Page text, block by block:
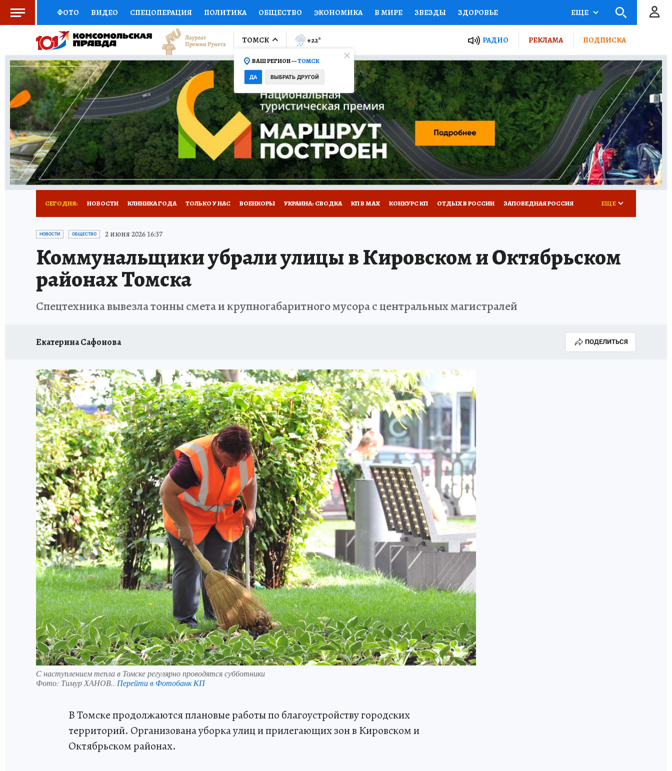
ФОТО ВИДЕО СПЕЦОПЕРАЦИЯ ПОЛИТИКА ОБЩЕСТВО ЭКОНОМИКА В МИРЕ ЗВЕЗДЫ ЗДОРОВЬЕ
СОЦПОДДЕРЖКА НАУКА СПОРТ КОЛУМНИСТЫ ПРОИСШЕСТВИЯ НАЦИОНАЛЬНЫЕ ПРОЕКТЫ РОССИИ
ВЫБОР ЭКСПЕРТОВ ДОКТОР ФИНАНСЫ ОТКРЫВАЕМ МИР Я ЗНАЮ СЕМЬЯ ЖЕНСКИЕ СЕКРЕТЫ ПУТЕВОДИТЕЛЬ
КНИЖНАЯ ПОЛКА ПРОГНОЗЫ НА СПОРТ ПРОМОКОДЫ СЕРИАЛЫ СПЕЦПРОЕКТЫ ДЕФИЦИТ ЖЕЛЕЗА ТУРИЗМ
ПРЕСС-ЦЕНТР НЕДВИЖИМОСТЬ ТЕЛЕВИЗОР КОЛЛЕКЦИИ КОНКУРСЫ РАБОТА У НАС ГИД ПОТРЕБИТЕЛЯ ВСЕ О КП
РАДИО КП РЕКЛАМА ТЕСТЫ НОВОЕ НА САЙТЕ
ЕЩЕ
ТОМСК
ВАШ РЕГИОН —ТОМСК
ДА ВЫБРАТЬ ДРУГОЙ
+22° РАДИО РЕКЛАМА ПОДПИСКА
СЕГОДНЯ: НОВОСТИ КЛИНИКА ГОДА ТОЛЬКО У НАС ВОЕНКОРЫ УКРАИНА: СВОДКА КП В МАХ КОНКУРС КП ОТДЫХ В РОССИИ ЗАПОВЕДНАЯ РОССИЯ
ПРОИСШЕСТВИЯ АФИША
ЕЩЕ
НОВОСТИ ОБЩЕСТВО 2 июня 2026 16:37
Коммунальщики убрали улицы в Кировском и Октябрьском
районах Томска
Спецтехника вывезла тонны смета и крупногабаритного мусора с центральных магистралей
Екатерина Сафонова ПОДЕЛИТЬСЯ
С наступлением тепла в Томске регулярно проводятся субботники
Фото: Тимур ХАНОВ.. Перейти в Фотобанк КП
В Томске продолжаются плановые работы по благоустройству городских
территорий. Организована уборка улиц и прилегающих зон в Кировском и
Октябрьском районах.